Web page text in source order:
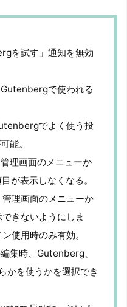
を試す」通知を無効
Gutenbergで使われる
でよく使う投
能。
理画面のメニューか
が表示しなくなる。
理画面のメニューか
きないようにしま
使用時のみ有効。
集時、Gutenberg、
かを使うかを選択でき